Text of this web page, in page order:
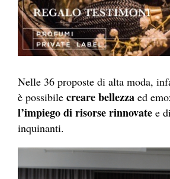
Nelle 36 proposte di alta moda,
è possibile creare bellezza ed
l’impiego di risorse rinnovate e
inquinanti.